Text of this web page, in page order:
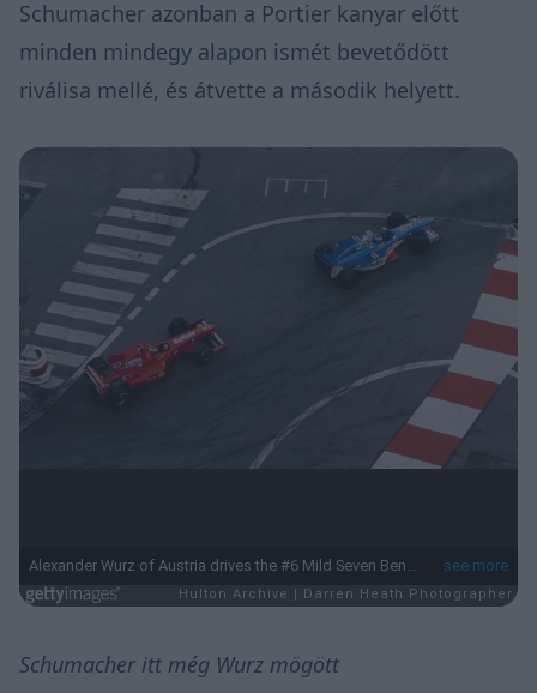
Schumacher azonban a Portier kanyar előtt
minden mindegy alapon ismét bevetődött
riválisa mellé, és átvette a második helyett.
Schumacher itt még Wurz mögött